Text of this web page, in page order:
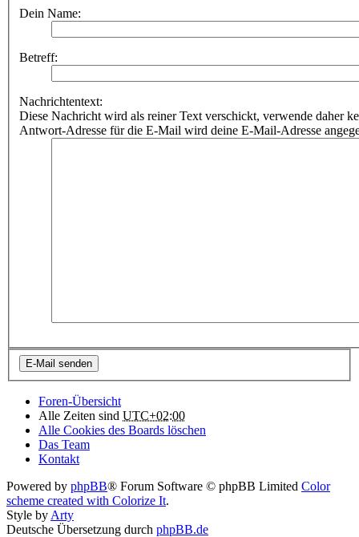
Dein Name:
Betreff:
Nachrichtentext:
Diese Nachricht wird als reiner Text verschickt, verwende daher
Antwort-Adresse für die E-Mail wird deine E-Mail-Adresse
Foren-Übersicht
Alle Zeiten sind UTC+02:00
Alle Cookies des Boards löschen
Das Team
Kontakt
Powered by phpBB® Forum Software © phpBB Limited Color
scheme created with Colorize It.
Style by Arty
Deutsche Übersetzung durch phpBB.de